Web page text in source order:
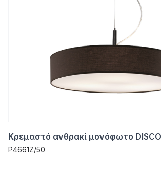
Κρεμαστό ανθρακί μονόφωτο
P4661Z/50